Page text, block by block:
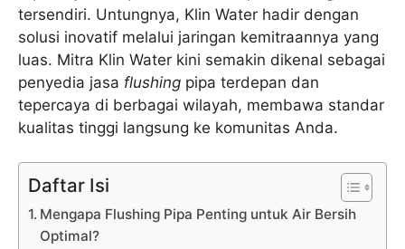
tersendiri. Untungnya, Klin Water hadir dengan
solusi inovatif melalui jaringan kemitraannya yang
luas. Mitra Klin Water kini semakin dikenal sebagai
penyedia jasa flushing pipa terdepan dan
tepercaya di berbagai wilayah, membawa standar
kualitas tinggi langsung ke komunitas Anda.
Daftar Isi
Mengapa Flushing Pipa Penting untuk Air Bersih
Optimal?